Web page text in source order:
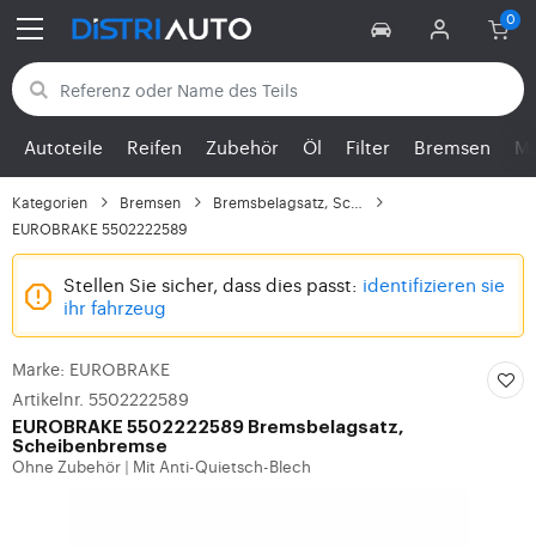
Zurück zu den Kategorien
Autoteile Reifen Zubehör Öl Filter Bremsen
Kategorien Bremsen
EUROBRAKE 5502222589
Stellen Sie sicher, dass dies passt: identifizieren sie
ihr fahrzeug
Marke: EUROBRAKE
Artikelnr. 5502222589
EUROBRAKE 5502222589 Bremsbelagsatz,
Scheibenbremse
Ohne Zubehör Mit Anti-Quietsch-Blech